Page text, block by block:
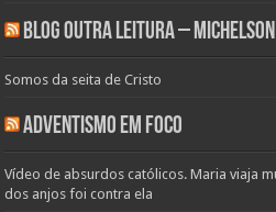
Blog Outra Leitura –
Somos da seita de Cristo
Adventismo em Foco
Vídeo de absurdos católicos. Maria viaja
dos anjos foi contra ela